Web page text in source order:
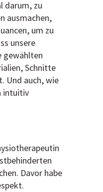
darum, zu
ausmachen,
um zu
unsere
gewählten
Schnitte
Und auch, wie
intuitiv
Davor habe